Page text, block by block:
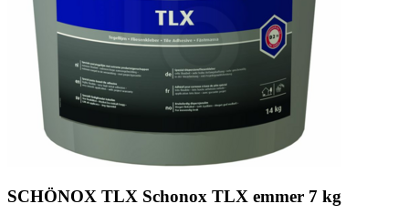
SCHÖNOX TLX Schonox TLX emmer 7 kg